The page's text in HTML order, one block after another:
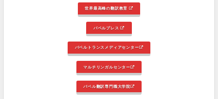
世界最高峰の翻訳教育
バベルプレス
バベルトランスメディアセンター
マルチリンガルセンター
バベル翻訳専門職大学院